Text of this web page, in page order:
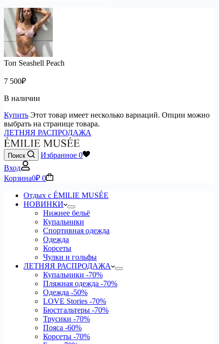
Топ Seashell Peach
7 500₽
В наличии
Купить Этот товар имеет несколько вариаций. Опции можно
выбрать на странице товара.
ЛЕТНЯЯ РАСПРОДАЖА
Поиск Избранное 0
Вход
Корзина0₽ 0
Отдых с ÉMILIE MUSÉE
НОВИНКИ
Нижнее бельё
Купальники
Спортивная одежда
Одежда
Корсеты
Чулки и гольфы
ЛЕТНЯЯ РАСПРОДАЖА
Купальники -70%
Пляжная одежда -70%
Одежда -50%
LOVE Stories -70%
Бюстгальтеры -70%
Трусики -70%
Пояса -60%
Корсеты -70%